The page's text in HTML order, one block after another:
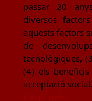
passar 20
diversos
aquests factors
de
tecnològiques,
(4) els
acceptació social.